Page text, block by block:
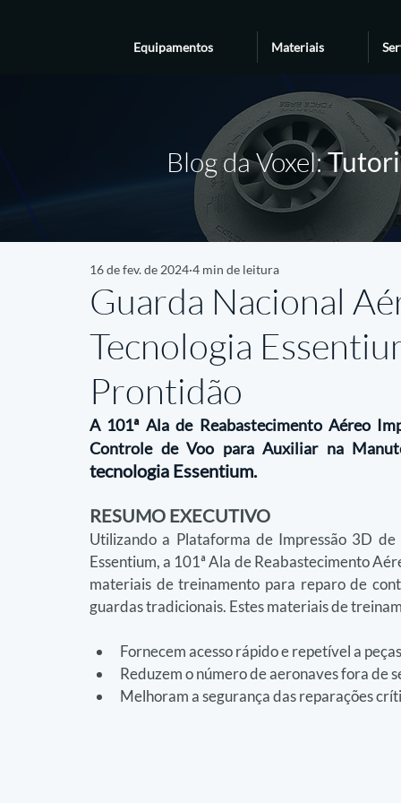
Equipamentos Materiais
Blog da Voxel:
Guarda Nacional
Tecnologia
Prontidão
16 de fev. de 2024 4 min de leitura
A 101ª Ala de Reabastecimento Aéreo
Controle de Voo para Auxiliar na
tecnologia Essentium.
RESUMO EXECUTIVO
Utilizando a Plataforma de Impressão 3D
Essentium, a 101ª Ala de Reabastecimento
materiais de treinamento para reparo de
guardas tradicionais. Estes materiais de
Fornecem acesso rápido e repetível a
Reduzem o número de aeronaves fora de
Melhoram a segurança das reparações